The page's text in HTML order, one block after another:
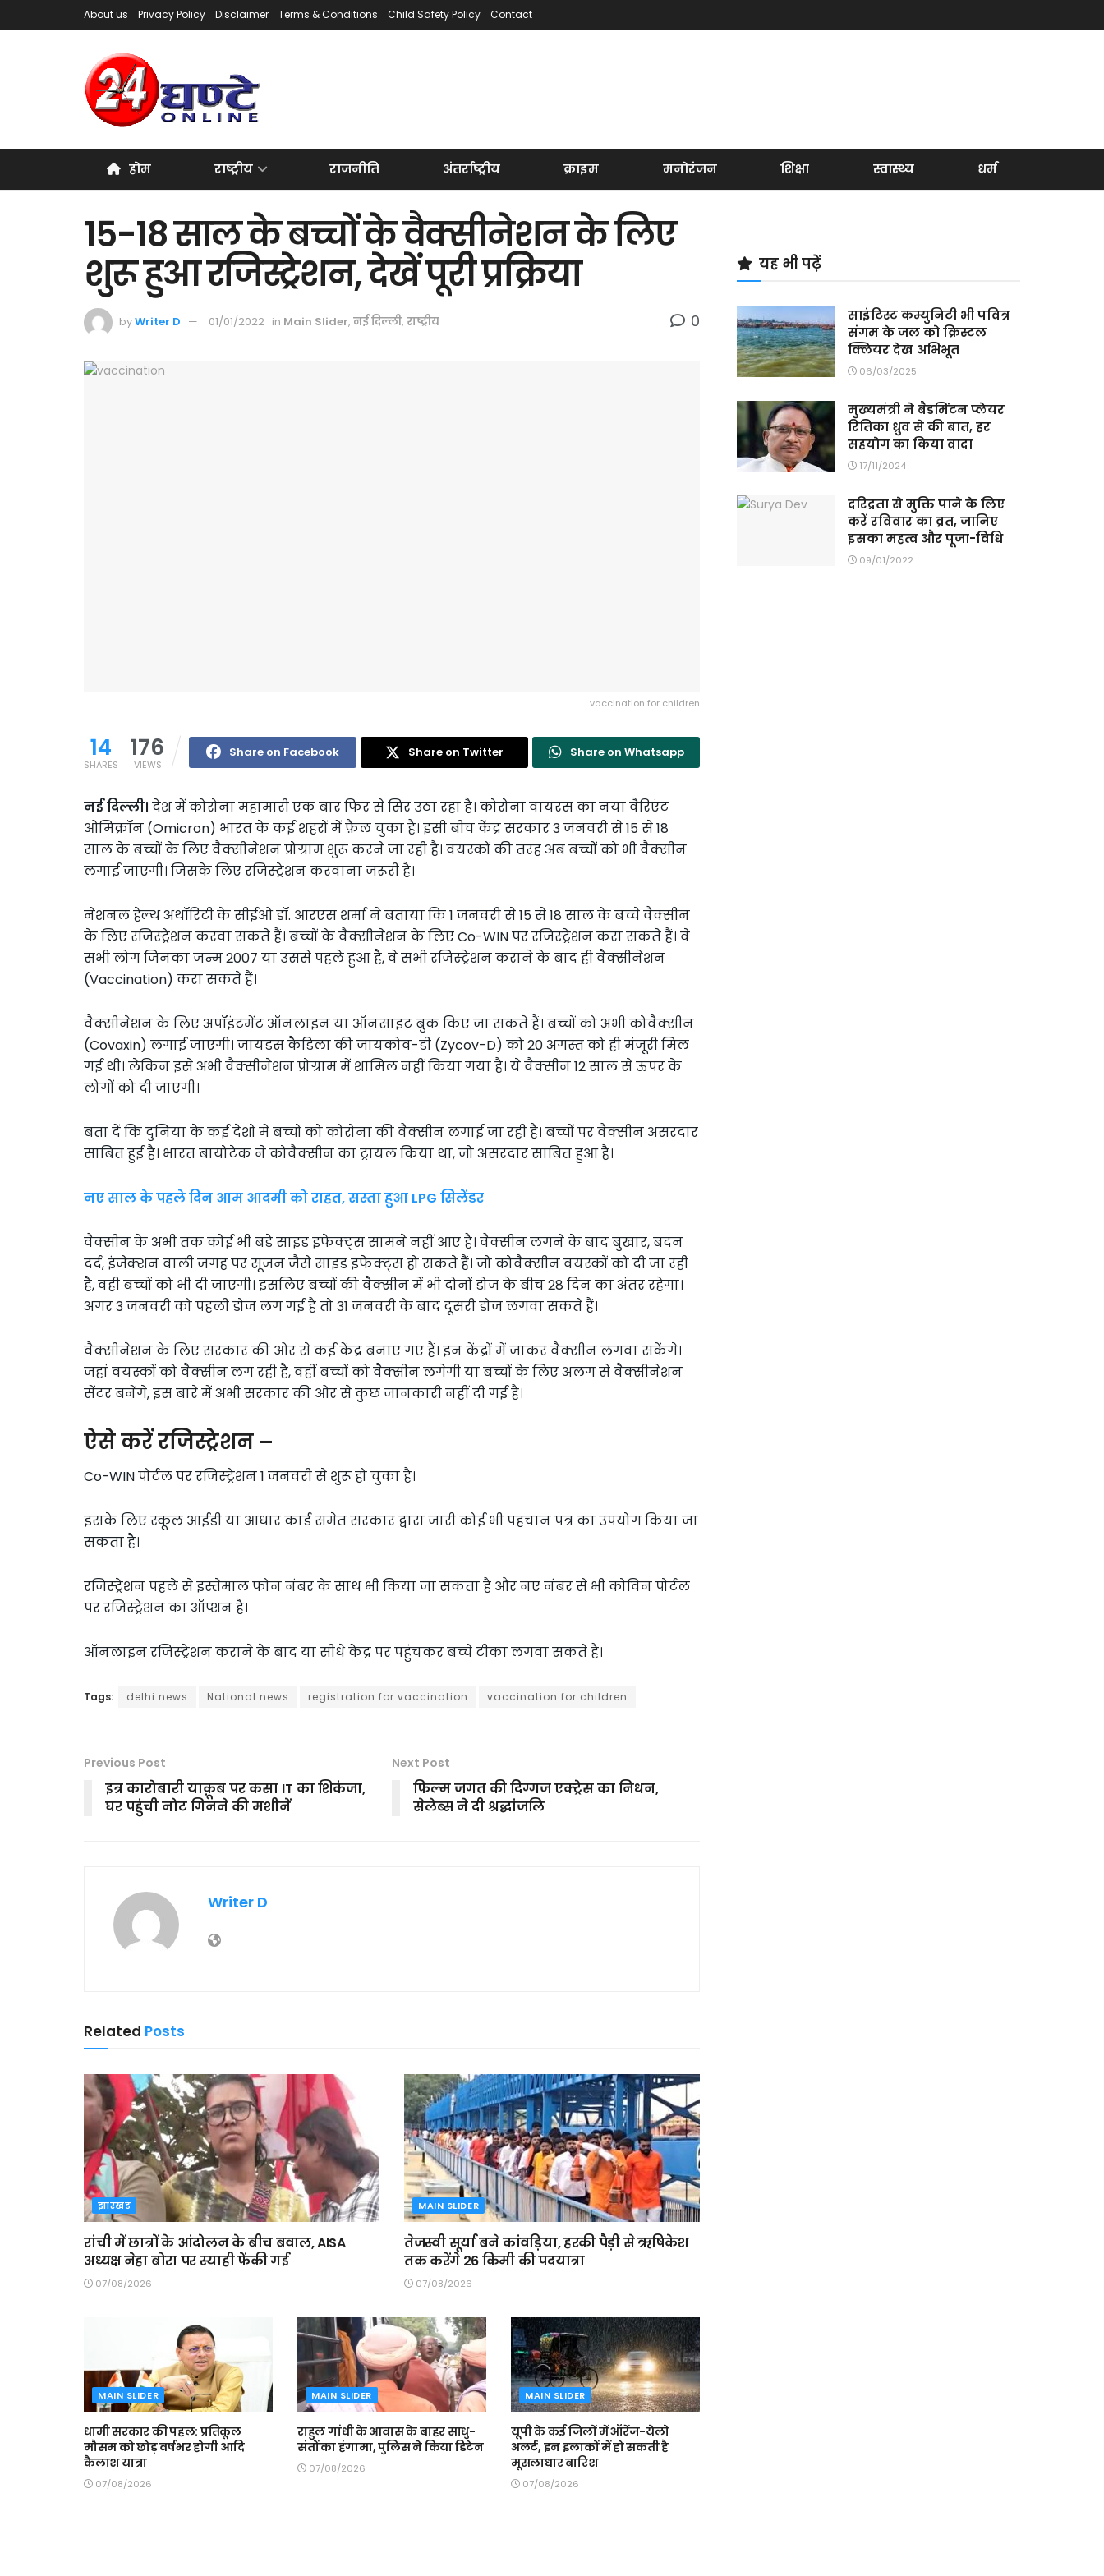
About us Privacy Policy Disclaimer Terms & Conditions Child Safety Policy Contact
होम राष्ट्रीय राजनीति अंतर्राष्ट्रीय क्राइम मनोरंजन शिक्षा स्वास्थ्य धर्म
15-18 साल के बच्चों के वैक्सीनेशन के लिए
शुरू हुआ रजिस्ट्रेशन, देखें पूरी प्रक्रिया
byWriter D 01/01/2022 in Main Slider, नई दिल्ली, राष्ट्रीय 0
vaccination for children
14
SHARES
176
VIEWS
Share on Facebook Share on Twitter Share on Whatsapp
नई दिल्ली। देश में कोरोना महामारी एक बार फिर से सिर उठा रहा है। कोरोना वायरस का नया वैरिएंट
ओमिक्रॉन (Omicron) भारत के कई शहरों में फ़ैल चुका है। इसी बीच केंद्र सरकार 3 जनवरी से 15 से 18
साल के बच्चों के लिए वैक्सीनेशन प्रोग्राम शुरू करने जा रही है। वयस्कों की तरह अब बच्चों को भी वैक्सीन
लगाई जाएगी। जिसके लिए रजिस्ट्रेशन करवाना जरूरी है।
नेशनल हेल्थ अथॉरिटी के सीईओ डॉ. आरएस शर्मा ने बताया कि 1 जनवरी से 15 से 18 साल के बच्चे वैक्सीन
के लिए रजिस्ट्रेशन करवा सकते हैं। बच्चों के वैक्सीनेशन के लिए Co-WIN पर रजिस्ट्रेशन करा सकते हैं। वे
सभी लोग जिनका जन्म 2007 या उससे पहले हुआ है, वे सभी रजिस्ट्रेशन कराने के बाद ही वैक्सीनेशन
(Vaccination) करा सकते हैं।
वैक्सीनेशन के लिए अपॉइंटमेंट ऑनलाइन या ऑनसाइट बुक किए जा सकते हैं। बच्चों को अभी कोवैक्सीन
(Covaxin) लगाई जाएगी। जायडस कैडिला की जायकोव-डी (Zycov-D) को 20 अगस्त को ही मंजूरी मिल
गई थी। लेकिन इसे अभी वैक्सीनेशन प्रोग्राम में शामिल नहीं किया गया है। ये वैक्सीन 12 साल से ऊपर के
लोगों को दी जाएगी।
बता दें कि दुनिया के कई देशों में बच्चों को कोरोना की वैक्सीन लगाई जा रही है। बच्चों पर वैक्सीन असरदार
साबित हुई है। भारत बायोटेक ने कोवैक्सीन का ट्रायल किया था, जो असरदार साबित हुआ है।
नए साल के पहले दिन आम आदमी को राहत, सस्ता हुआ LPG सिलेंडर
वैक्सीन के अभी तक कोई भी बड़े साइड इफेक्ट्स सामने नहीं आए हैं। वैक्सीन लगने के बाद बुखार, बदन
दर्द, इंजेक्शन वाली जगह पर सूजन जैसे साइड इफेक्ट्स हो सकते हैं। जो कोवैक्सीन वयस्कों को दी जा रही
है, वही बच्चों को भी दी जाएगी। इसलिए बच्चों की वैक्सीन में भी दोनों डोज के बीच 28 दिन का अंतर रहेगा।
अगर 3 जनवरी को पहली डोज लग गई है तो 31 जनवरी के बाद दूसरी डोज लगवा सकते हैं।
वैक्सीनेशन के लिए सरकार की ओर से कई केंद्र बनाए गए हैं। इन केंद्रों में जाकर वैक्सीन लगवा सकेंगे।
जहां वयस्कों को वैक्सीन लग रही है, वहीं बच्चों को वैक्सीन लगेगी या बच्चों के लिए अलग से वैक्सीनेशन
सेंटर बनेंगे, इस बारे में अभी सरकार की ओर से कुछ जानकारी नहीं दी गई है।
ऐसे करें रजिस्ट्रेशन –
Co-WIN पोर्टल पर रजिस्ट्रेशन 1 जनवरी से शुरू हो चुका है।
इसके लिए स्कूल आईडी या आधार कार्ड समेत सरकार द्वारा जारी कोई भी पहचान पत्र का उपयोग किया जा
सकता है।
रजिस्ट्रेशन पहले से इस्तेमाल फोन नंबर के साथ भी किया जा सकता है और नए नंबर से भी कोविन पोर्टल
पर रजिस्ट्रेशन का ऑप्शन है।
ऑनलाइन रजिस्ट्रेशन कराने के बाद या सीधे केंद्र पर पहुंचकर बच्चे टीका लगवा सकते हैं।
Tags: delhi news National news registration for vaccination vaccination for children
Previous Post
इत्र कारोबारी याक़ूब पर कसा IT का शिकंजा,
घर पहुंची नोट गिनने की मशीनें
Next Post
फिल्म जगत की दिग्गज एक्ट्रेस का निधन,
सेलेब्स ने दी श्रद्धांजलि
Writer D
Related Posts
झारखंड
रांची में छात्रों के आंदोलन के बीच बवाल, AISA
अध्यक्ष नेहा बोरा पर स्याही फेंकी गई
07/08/2026
MAIN SLIDER
तेजस्वी सूर्या बने कांवड़िया, हरकी पैड़ी से ऋषिकेश
तक करेंगे 26 किमी की पदयात्रा
07/08/2026
MAIN SLIDER
धामी सरकार की पहल: प्रतिकूल
मौसम को छोड़ वर्षभर होगी आदि
कैलाश यात्रा
07/08/2026
MAIN SLIDER
राहुल गांधी के आवास के बाहर साधु-
संतों का हंगामा, पुलिस ने किया डिटेन
07/08/2026
MAIN SLIDER
यूपी के कई जिलों में ऑरेंज-येलो
अलर्ट, इन इलाकों में हो सकती है
मूसलाधार बारिश
07/08/2026
यह भी पढ़ें
साइंटिस्ट कम्युनिटी भी पवित्र
संगम के जल को क्रिस्टल
क्लियर देख अभिभूत
06/03/2025
मुख्यमंत्री ने बैडमिंटन प्लेयर
रितिका ध्रुव से की बात, हर
सहयोग का किया वादा
17/11/2024
दरिद्रता से मुक्ति पाने के लिए
करें रविवार का व्रत, जानिए
इसका महत्व और पूजा-विधि
09/01/2022